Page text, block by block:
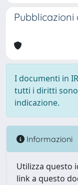
Pubblicazioni
I documenti in
tutti i diritti
indicazione.
Informazioni
Utilizza questo
link a questo